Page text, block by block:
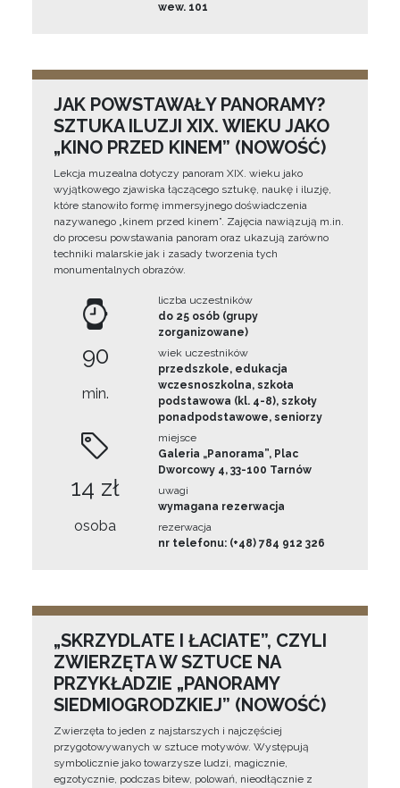
wew. 101
JAK POWSTAWAŁY PANORAMY?
SZTUKA ILUZJI XIX. WIEKU JAKO
„KINO PRZED KINEM” (NOWOŚĆ)
Lekcja muzealna dotyczy panoram XIX. wieku jako
wyjątkowego zjawiska łączącego sztukę, naukę i iluzję,
które stanowiło formę immersyjnego doświadczenia
nazywanego „kinem przed kinem”. Zajęcia nawiązują m.in.
do procesu powstawania panoram oraz ukazują zarówno
techniki malarskie jak i zasady tworzenia tych
monumentalnych obrazów.
90
min.
14 zł
osoba
liczba uczestników
do 25 osób (grupy
zorganizowane)
wiek uczestników
przedszkole, edukacja
wczesnoszkolna, szkoła
podstawowa (kl. 4-8), szkoły
ponadpodstawowe, seniorzy
miejsce
Galeria „Panorama”, Plac
Dworcowy 4, 33-100 Tarnów
uwagi
wymagana rezerwacja
rezerwacja
nr telefonu: (+48) 784 912 326
„SKRZYDLATE I ŁACIATE”, CZYLI
ZWIERZĘTA W SZTUCE NA
PRZYKŁADZIE „PANORAMY
SIEDMIOGRODZKIEJ” (NOWOŚĆ)
Zwierzęta to jeden z najstarszych i najczęściej
przygotowywanych w sztuce motywów. Występują
symbolicznie jako towarzysze ludzi, magicznie,
egzotycznie, podczas bitew, polowań, nieodłącznie z